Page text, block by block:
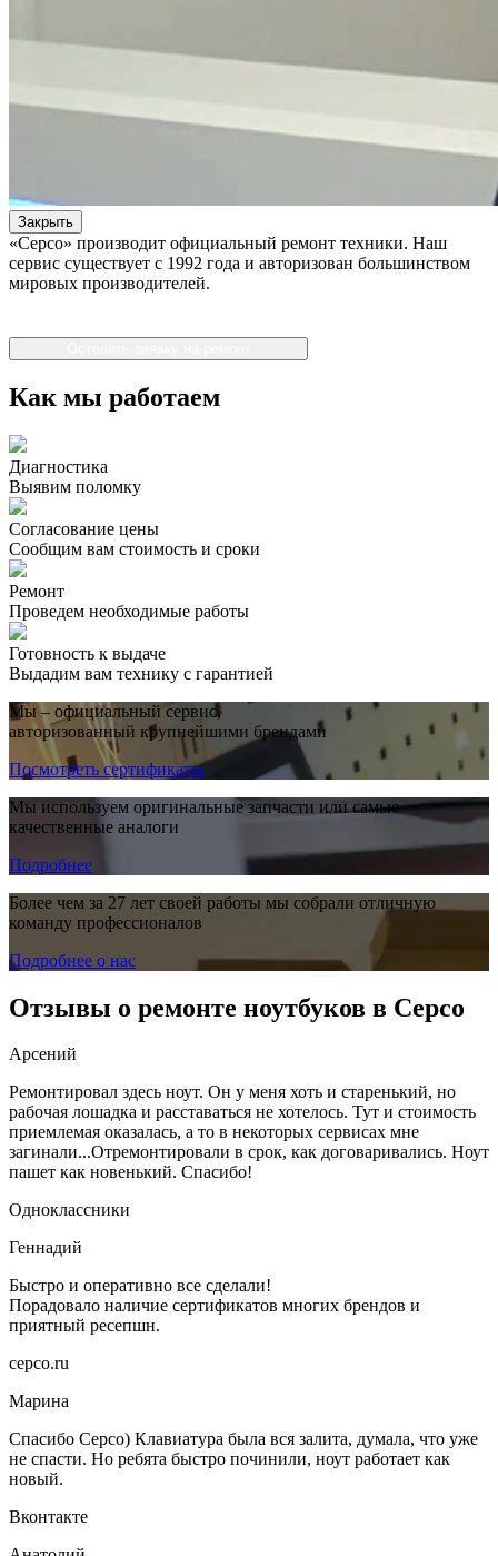
Закрыть
«Серсо» производит официальный ремонт техники. Наш
сервис существует с 1992 года и авторизован большинством
мировых производителей.
Как мы работаем
Диагностика
Выявим поломку
Согласование цены
Сообщим вам стоимость и сроки
Ремонт
Проведем необходимые работы
Готовность к выдаче
Выдадим вам технику с гарантией
Мы – официальный сервис,
авторизованный крупнейшими брендами
Посмотреть сертификаты
Мы используем оригинальные запчасти или самые
качественные аналоги
Подробнее
Более чем за 27 лет своей работы мы собрали отличную
команду профессионалов
Подробнее о нас
Отзывы о ремонте ноутбуков в Серсо
Арсений
Ремонтировал здесь ноут. Он у меня хоть и старенький, но
рабочая лошадка и расставаться не хотелось. Тут и стоимость
приемлемая оказалась, а то в некоторых сервисах мне
загинали...Отремонтировали в срок, как договаривались. Ноут
пашет как новенький. Спасибо!
Одноклассники
Геннадий
Быстро и оперативно все сделали!
Порадовало наличие сертификатов многих брендов и
приятный ресепшн.
серсо.ru
Марина
Спасибо Серсо) Клавиатура была вся залита, думала, что уже
не спасти. Но ребята быстро починили, ноут работает как
новый.
Вконтакте